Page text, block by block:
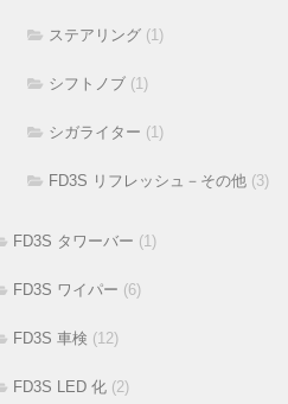
ステアリング (1)
シフトノブ (1)
シガライター (1)
FD3S リフレッシュ－その他 (3)
FD3S タワーバー (1)
FD3S ワイパー (6)
FD3S 車検 (12)
FD3S LED 化 (2)